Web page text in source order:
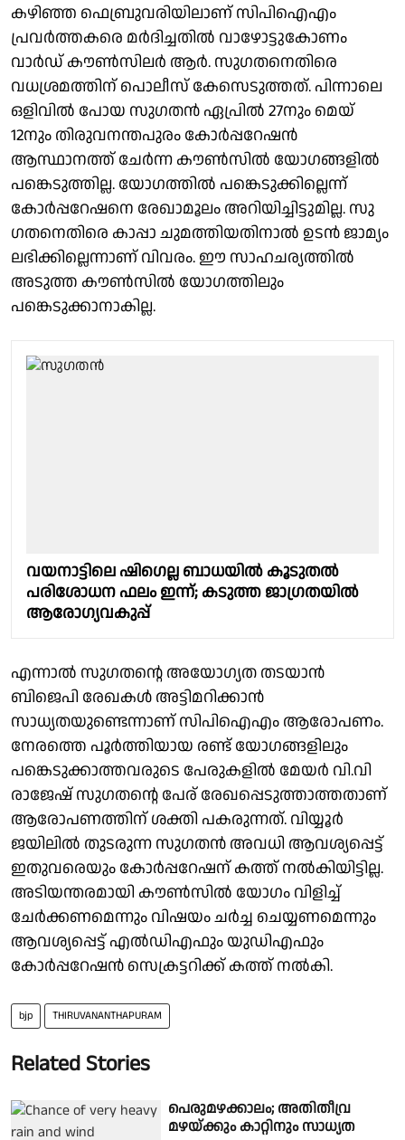
കഴിഞ്ഞ ഫെബ്രുവരിയിലാണ് സിപിഐഎം
പ്രവർത്തകരെ മർദിച്ചതിൽ വാഴോട്ടുകോണം
വാർഡ് കൗൺസിലർ ആർ. സു​ഗതനെതിരെ
വധശ്രമത്തിന് പൊലീസ് കേസെടുത്തത്. പിന്നാലെ
ഒളിവിൽ പോയ സു​ഗതൻ ഏപ്രിൽ 27നും മെയ്
12നും തിരുവനന്തപുരം കോർപ്പറേഷൻ
ആസ്ഥാനത്ത് ചേർന്ന കൗൺസിൽ യോ​ഗങ്ങളിൽ
പങ്കെടുത്തില്ല. യോഗത്തിൽ പങ്കെടുക്കില്ലെന്ന്
കോർപ്പറേഷനെ രേഖാമൂലം അറിയിച്ചിട്ടുമില്ല. സു​
ഗതനെതിരെ കാപ്പാ ചുമത്തിയതിനാൽ ഉടൻ ജാമ്യം
ലഭിക്കില്ലെന്നാണ് വിവരം. ഈ സാഹചര്യത്തിൽ
അടുത്ത കൗൺസിൽ യോ​ഗത്തിലും
പങ്കെടുക്കാനാകില്ല.
വയനാട്ടിലെ ഷിഗെല്ല ബാധയിൽ കൂടുതൽ
പരിശോധന ഫലം ഇന്ന്; കടുത്ത ജാഗ്രതയിൽ
ആരോഗ്യവകുപ്പ്
എന്നാൽ സു​ഗതന്റെ അയോഗ്യത തടയാൻ
ബിജെപി രേഖകൾ അട്ടിമറിക്കാൻ
സാധ്യതയുണ്ടെന്നാണ് സിപിഐഎം ആരോപണം.
നേരത്തെ പൂർത്തിയായ രണ്ട് യോ​ഗങ്ങളിലും
പങ്കെടുക്കാത്തവരുടെ പേരുകളിൽ മേയർ വി.വി
രാജേഷ് സു​ഗതന്റെ പേര് രേഖപ്പെടുത്താത്തതാണ്
ആരോപണത്തിന് ശക്തി പകരുന്നത്. വിയ്യൂർ
ജയിലിൽ തുടരുന്ന സു​​ഗതൻ അവധി ആവശ്യപ്പെട്ട്
ഇതുവരെയും കോർപ്പറേഷന് കത്ത് നൽകിയിട്ടില്ല.
അടിയന്തരമായി കൗൺസിൽ യോ​ഗം വിളിച്ച്
ചേർക്കണമെന്നും വിഷയം ചർച്ച ചെയ്യണമെന്നും
ആവശ്യപ്പെട്ട് എൽഡിഎഫും യുഡിഎഫും
കോർപ്പറേഷൻ സെക്രട്ടറിക്ക് കത്ത് നൽകി.
bjp THIRUVANANTHAPURAM
Related Stories
പെരുമഴക്കാലം; അതിതീവ്ര
മഴയ്ക്കും കാറ്റിനും സാധ്യത